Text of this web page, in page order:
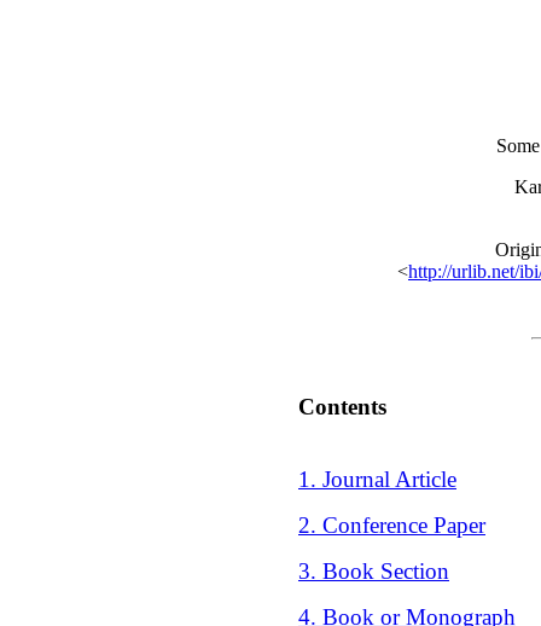
<http://urlib.net/
Contents
1. Journal Article
2. Conference Paper
3. Book Section
4. Book or Monograph